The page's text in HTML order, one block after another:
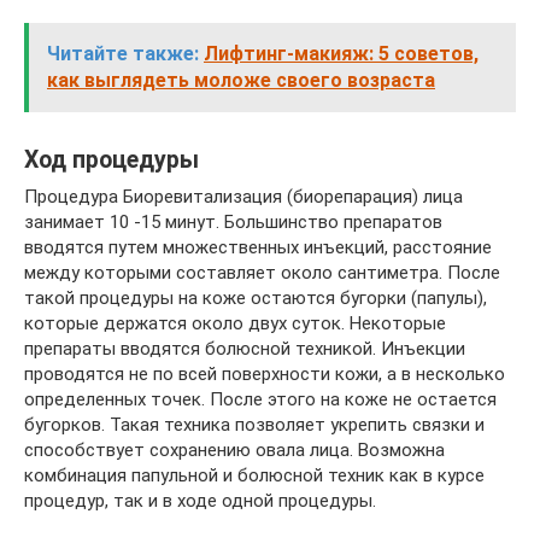
Читайте также: Лифтинг-макияж: 5 советов,
как выглядеть моложе своего возраста
Ход процедуры
Процедура Биоревитализация (биорепарация) лица
занимает 10 -15 минут. Большинство препаратов
вводятся путем множественных инъекций, расстояние
между которыми составляет около сантиметра. После
такой процедуры на коже остаются бугорки (папулы),
которые держатся около двух суток. Некоторые
препараты вводятся болюсной техникой. Инъекции
проводятся не по всей поверхности кожи, а в несколько
определенных точек. После этого на коже не остается
бугорков. Такая техника позволяет укрепить связки и
способствует сохранению овала лица. Возможна
комбинация папульной и болюсной техник как в курсе
процедур, так и в ходе одной процедуры.